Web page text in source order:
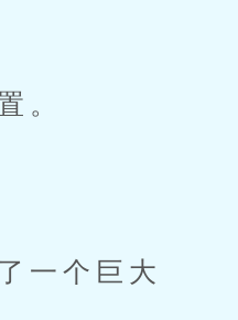
。
一个巨大